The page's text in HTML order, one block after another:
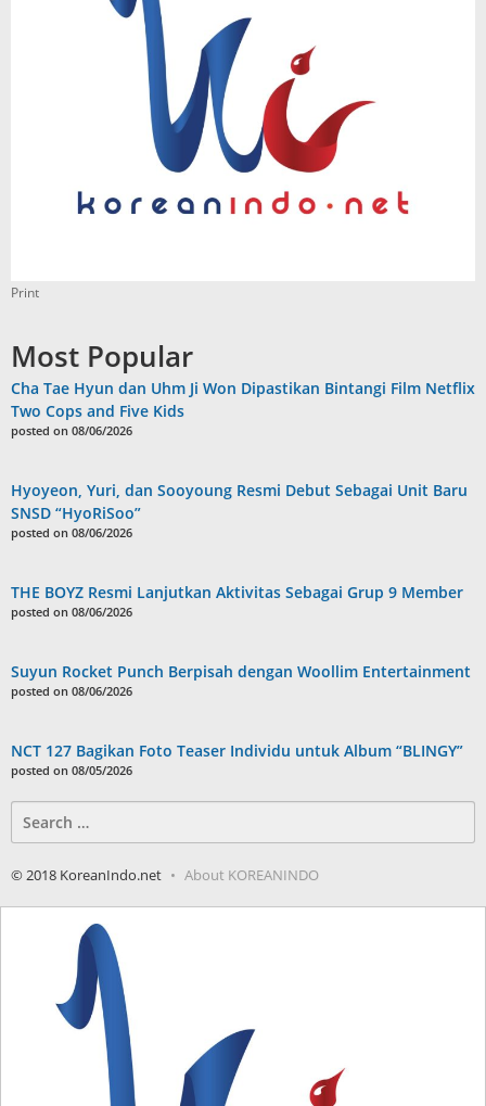
Print
Most Popular
Cha Tae Hyun dan Uhm Ji Won Dipastikan Bintangi Film Netflix
Two Cops and Five Kids
posted on 08/06/2026
Hyoyeon, Yuri, dan Sooyoung Resmi Debut Sebagai Unit Baru
SNSD “HyoRiSoo”
posted on 08/06/2026
THE BOYZ Resmi Lanjutkan Aktivitas Sebagai Grup 9 Member
posted on 08/06/2026
Suyun Rocket Punch Berpisah dengan Woollim Entertainment
posted on 08/06/2026
NCT 127 Bagikan Foto Teaser Individu untuk Album “BLINGY”
posted on 08/05/2026
for:
© 2018 KoreanIndo.net About KOREANINDO